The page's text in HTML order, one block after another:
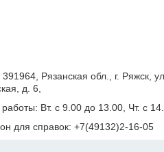
Рязанская обл., г. Ряжск, ул.
д. 6,
Вт. с 9.00 до 13.00, Чт. с
для справок: +7(49132)2-16-05